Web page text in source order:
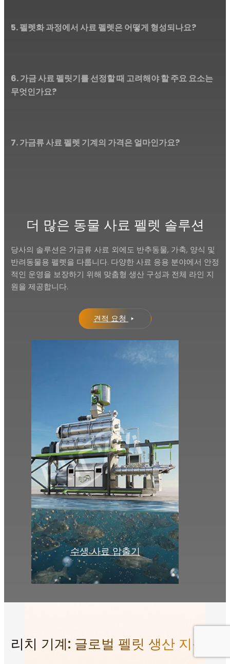
5. 펠렛화 과정에서 사료 펠렛은 어떻게 형성되나요?
6. 가금 사료 펠릿기를 선정할 때 고려해야 할 주요 요소는
무엇인가요?
7. 가금류 사료 펠렛 기계의 가격은 얼마인가요?
더 많은 동물 사료 펠렛 솔루션
당사의 솔루션은 가금류 사료 외에도 반추동물, 가축, 양식 및
반려동물용 펠렛을 다룹니다. 다양한 사료 응용 분야에서 안정
적인 운영을 보장하기 위해 맞춤형 생산 구성과 전체 라인 지
원을 제공합니다.
견적 요청
수생 사료 압출기
리치 기계: 글로벌 펠릿 생산 지원